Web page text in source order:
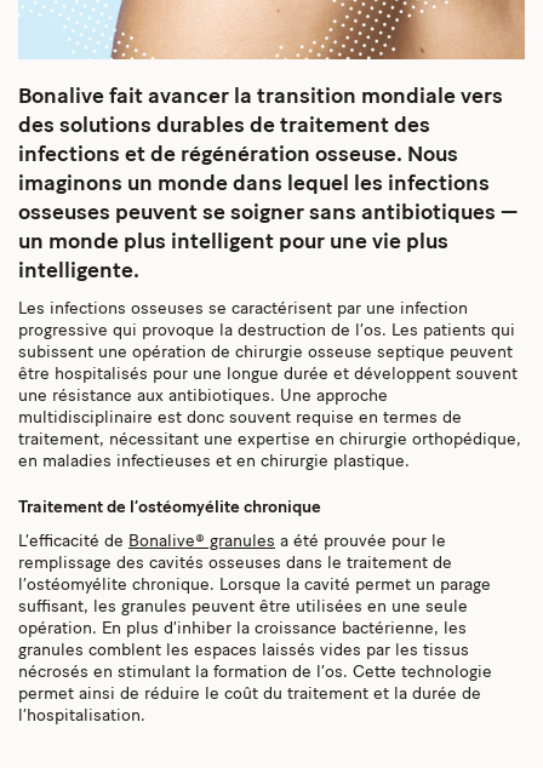
Bonalive fait avancer la transition mondiale vers
des solutions durables de traitement des
infections et de régénération osseuse. Nous
imaginons un monde dans lequel les infections
osseuses peuvent se soigner sans antibiotiques —
un monde plus intelligent pour une vie plus
intelligente.
Les infections osseuses se caractérisent par une infection
progressive qui provoque la destruction de l’os. Les patients qui
subissent une opération de chirurgie osseuse septique peuvent
être hospitalisés pour une longue durée et développent souvent
une résistance aux antibiotiques. Une approche
multidisciplinaire est donc souvent requise en termes de
traitement, nécessitant une expertise en chirurgie orthopédique,
en maladies infectieuses et en chirurgie plastique.
Traitement de l’ostéomyélite chronique
L’efficacité de Bonalive® granules a été prouvée pour le
remplissage des cavités osseuses dans le traitement de
l’ostéomyélite chronique. Lorsque la cavité permet un parage
suffisant, les granules peuvent être utilisées en une seule
opération. En plus d’inhiber la croissance bactérienne, les
granules comblent les espaces laissés vides par les tissus
nécrosés en stimulant la formation de l’os. Cette technologie
permet ainsi de réduire le coût du traitement et la durée de
l’hospitalisation.